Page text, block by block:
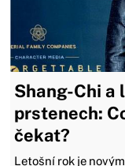
Shang-Chi a
prstenech:
čekat?
Letošní rok je